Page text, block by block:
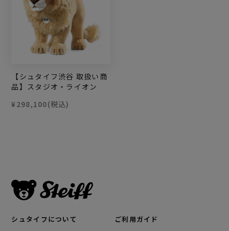
【シュタイフ渋谷 取扱い商
品】スタジオ・ライオン
¥298,100(税込)
シュタイフについて
ご利用ガイド